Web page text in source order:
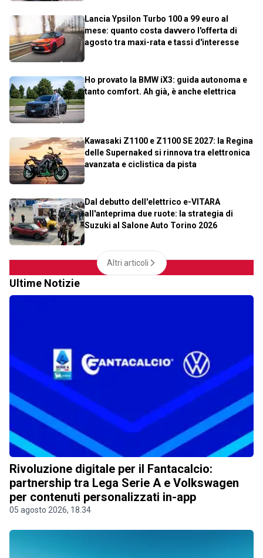
Lancia Ypsilon Turbo 100 a 99 euro al
mese: quanto costa davvero l'offerta di
agosto tra maxi-rata e tassi d'interesse
Ho provato la BMW iX3: guida autonoma e
tanto comfort. Ah già, è anche elettrica
Kawasaki Z1100 e Z1100 SE 2027: la Regina
delle Supernaked si rinnova tra elettronica
avanzata e ciclistica da pista
Dal debutto dell'elettrico e-VITARA
all'anteprima due ruote: la strategia di
Suzuki al Salone Auto Torino 2026
Altri articoli
Ultime Notizie
Rivoluzione digitale per il Fantacalcio:
partnership tra Lega Serie A e Volkswagen
per contenuti personalizzati in-app
05 agosto 2026, 18.34